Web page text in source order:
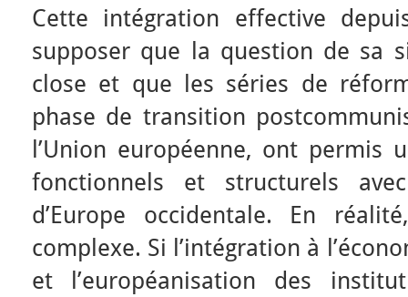
Cette intégration effective
supposer que la question de sa
close et que les séries de
phase de transition
l’Union européenne, ont permis
fonctionnels et structurels
d’Europe occidentale. En
complexe. Si l’intégration à
et l’européanisation des